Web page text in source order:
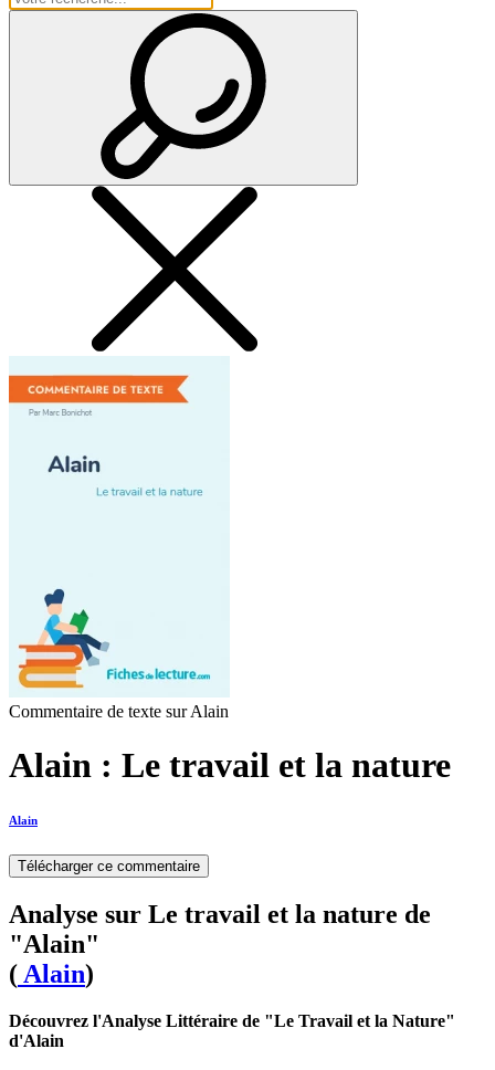
Commentaire de texte sur Alain
Alain : Le travail et la nature
Alain
Télécharger ce commentaire
Analyse sur Le travail et la nature de
"Alain"
(Alain)
Découvrez l'Analyse Littéraire de "Le Travail et la Nature"
d'Alain